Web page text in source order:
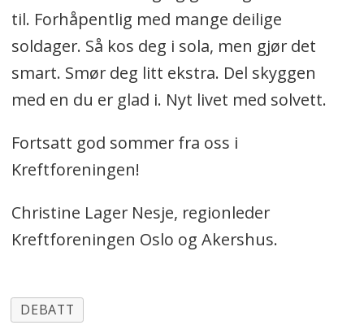
til. Forhåpentlig med mange deilige
soldager. Så kos deg i sola, men gjør det
smart. Smør deg litt ekstra. Del skyggen
med en du er glad i. Nyt livet med solvett.
Fortsatt god sommer fra oss i
Kreftforeningen!
Christine Lager Nesje, regionleder
Kreftforeningen Oslo og Akershus.
DEBATT